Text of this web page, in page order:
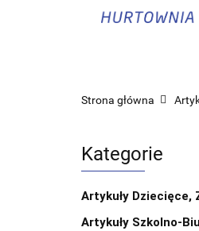
Strona główna
Kategorie
Artykuły Dziecięce,
Artykuły Szkolno-